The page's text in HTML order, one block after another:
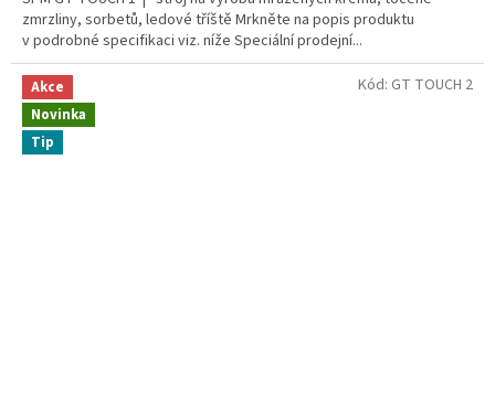
zmrzliny, sorbetů, ledové tříště Mrkněte na popis produktu
v podrobné specifikaci viz. níže Speciální prodejní...
Akce
Novinka
Tip
Kód: GT TOUCH 2